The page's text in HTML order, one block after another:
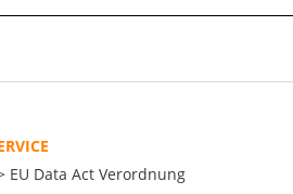
EU Data Act Verordnung